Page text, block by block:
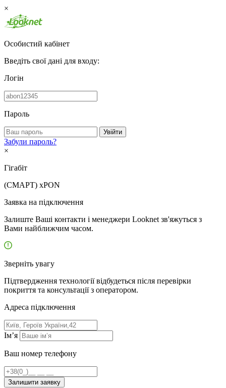
×
Особистий кабінет
Введіть свої дані для входу:
Логін
Пароль
Увійти
Забули пароль?
×
Гігабіт
(СМАРТ) xPON
Заявка на підключення
Залиште Ваші контакти і менеджери Looknet зв'яжуться з
Вами найближчим часом.
Зверніть увагу
Підтвердження технології відбудеться після перевірки
покриття та консультації з оператором.
Адресa підключення
Ім’я
Ваш номер телефону
Залишити заявку